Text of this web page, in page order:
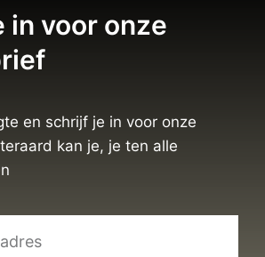
in voor onze
en schrijf je in voor onze
kan je, je ten alle